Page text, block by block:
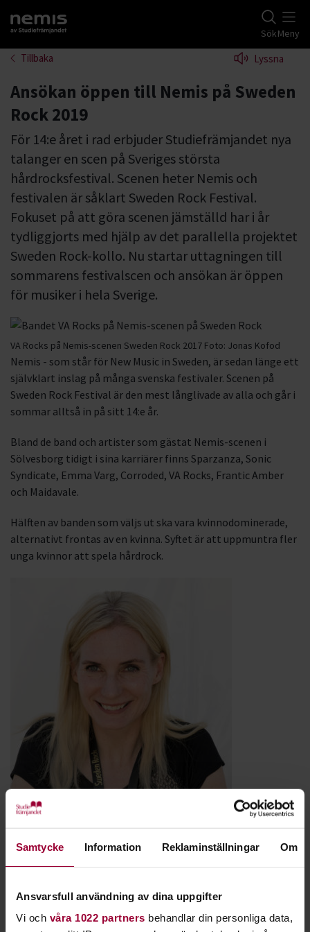
Samtycke Information Reklaminställningar Om
Ansvarsfull användning av dina uppgifter
Vi och våra 1022 partners behandlar din personliga data,
Gå till studiefrämjandets startsida SökMeny
Tillbaka Lyssna
Ansökan öppen till Nemis på Sweden
Rock 2019
För 14:e året i rad erbjuder Studiefrämjandet nya
talanger en scen på Sveriges största
hårdrocksfestival. Scenen heter Nemis och
festivalen är såklart Sweden Rock Festival.
Fokuset på att göra scenen jämställd har i år
tydliggjorts med hjälp av det parallella projektet
Sweden Rock-kollo. Nu startar uttagningen till
sommarens festivalscen och ansökan är öppen
för musiker i hela Sverige.
VA Rocks på Nemis-scenen Sweden Rock 2017 Foto: Jonas Kofod
Nemis - som står för New Music in Sweden, är sedan länge ett
självklart inslag på många svenska festivaler. Scenen på
Sweden Rock Festival är den mest långlivade av alla och går i
sommar alltså in på sitt 14:e år.
Bland de band och artister som gästat Nemis-scenen i
Sölvesborg tidigt i sina karriärer finns Sparzanza, Sonic
Syndicate, Emma Varg, Corroded, VA Rocks, Frantic Amber
och Maidavale.
Hälften av banden som väljs ut ska vara kvinnodominerade,
alternativt frontas av en kvinna. Syftet är att uppmuntra fler
unga kvinnor att spela hårdrock.
Foto: Sweden Rock Festival